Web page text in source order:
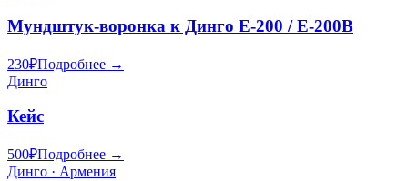
Мундштук-воронка к Динго E-200 / E-200B
230₽Подробнее →
Динго
Кейс
500₽Подробнее →
Динго · Армения